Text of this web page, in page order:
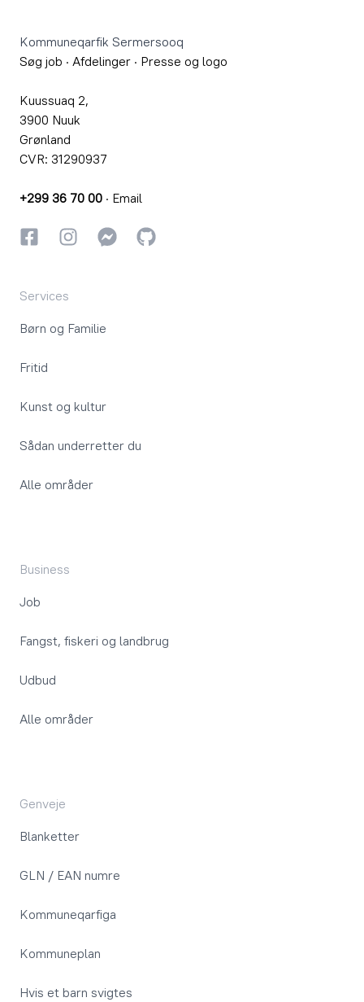
Kommuneqarfik Sermersooq
Søg job · Afdelinger · Presse og logo
Kuussuaq 2,
3900 Nuuk
Grønland
CVR: 31290937
+299 36 70 00 · Email
FacebookInstagramInstagram
GitHub
Services
Børn og Familie
Fritid
Kunst og kultur
Sådan underretter du
Alle områder
Business
Job
Fangst, fiskeri og landbrug
Udbud
Alle områder
Genveje
Blanketter
GLN / EAN numre
Kommuneqarfiga
Kommuneplan
Hvis et barn svigtes